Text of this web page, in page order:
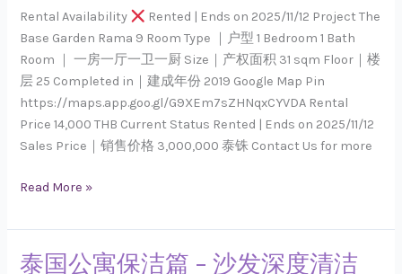
Rental Availability
Rented | Ends on 2025/11/12 Project The
Base Garden Rama 9 Room Type ｜户型 1 Bedroom 1 Bath
Room ｜ 一房一厅一卫一厨 Size｜产权面积 31 sqm Floor｜楼
层 25 Completed in｜建成年份 2019 Google Map Pin
https://maps.app.goo.gl/G9XEm7sZHNqxCYVDA Rental
Price 14,000 THB Current Status Rented | Ends on 2025/11/12
Sales Price｜销售价格 3,000,000 泰铢 Contact Us for more
9
｜
1
Bedroom
Studio
Type
Read More »
泰国公寓保洁篇 – 沙发深度清洁
泰